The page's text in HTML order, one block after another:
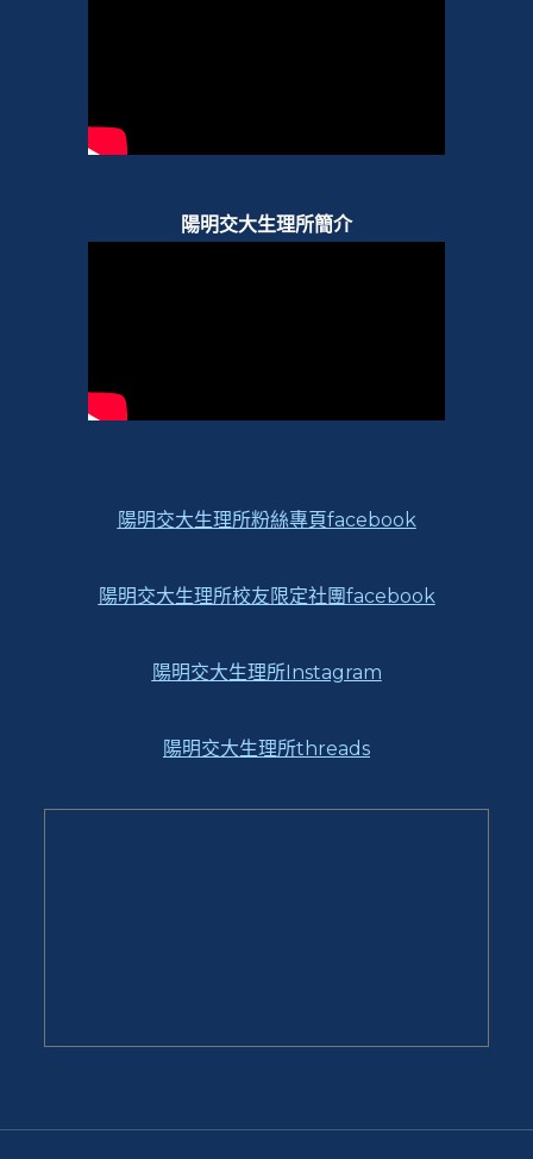
陽明交大生理所簡介
陽明交大生理所粉絲專頁facebook
陽明交大生理所校友限定社團facebook
陽明交大生理所Instagram
陽明交大生理所threads